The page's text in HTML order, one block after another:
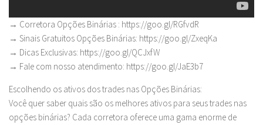
→ Corretora Opções Binárias : https://goo.gl/RGfvdR
→ Sinais Gratuitos Opções Binárias: https://goo.gl/ZxeqKa
→ Dicas Exclusivas: https://goo.gl/QCJxfW
→ Fale com nosso atendimento: https://goo.gl/JaE3b7
Escolhendo os ativos dos trades nas Opções Binárias:
Você quer saber quais são os melhores ativos para seus trades nas
opções binárias? Cada corretora oferece uma gama enorme de